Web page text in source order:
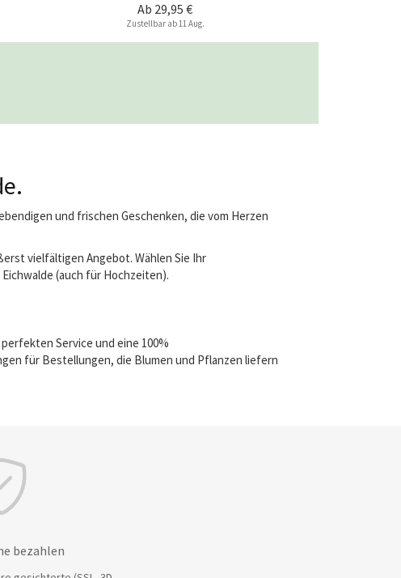
Ab 29,95 €
Zustellbar ab 11 Aug.
und frischen Geschenken, die vom Herzen
vielfältigen Angebot. Wählen Sie Ihr
(auch für Hochzeiten).
Service und eine 100%
für Bestellungen, die Blumen und Pflanzen liefern
bezahlen